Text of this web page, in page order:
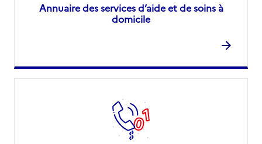
Annuaire des services d’aide et de soins à
domicile